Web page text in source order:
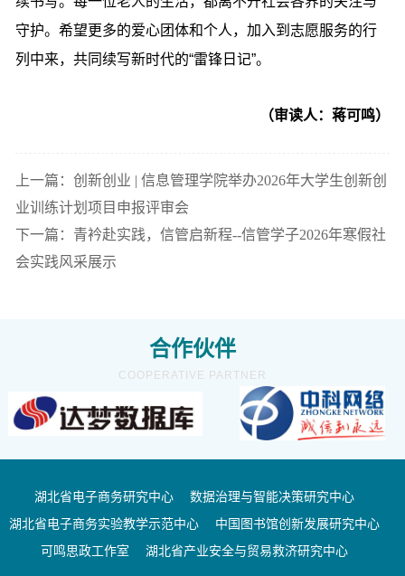
守护。希望更多的爱心团体和个人，加入到志愿服务的行
列中来，共同续写新时代的“雷锋日记”。
（审读人：蒋可鸣）
上一篇：创新创业 | 信息管理学院举办2026年大学生创新创
业训练计划项目申报评审会
下一篇：青衿赴实践，信管启新程--信管学子2026年寒假社
会实践风采展示
合作伙伴
COOPERATIVE PARTNER
湖北省电子商务研究中心
数据治理与智能决策研究中心
湖北省电子商务实验教学示范中心
中国图书馆创新发展研究中心
可鸣思政工作室
湖北省产业安全与贸易救济研究中心